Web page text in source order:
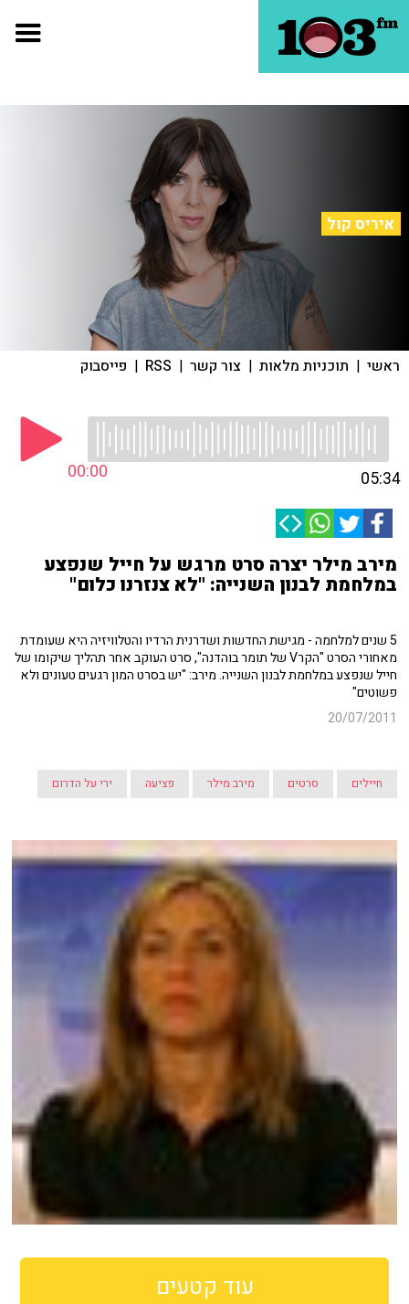
איריס קול
ראשי | תוכניות מלאות | צור קשר |
RSS
| פייסבוק
00:00 05:34
מירב מילר יצרה סרט מרגש על חייל שנפצע
במלחמת לבנון השנייה: "לא צנזרנו כלום"
5 שנים למלחמה - מגישת החדשות ושדרנית הרדיו והטלוויזיה היא שעומדת
מאחורי הסרט "הקרV של תומר בוהדנה", סרט העוקב אחר תהליך שיקומו של
חייל שנפצע במלחמת לבנון השנייה. מירב: "יש בסרט המון רגעים טעונים ולא
פשוטים"
20/07/2011
חיילים סרטים מירב מילר פציעה ירי על הדרום
עוד קטעים